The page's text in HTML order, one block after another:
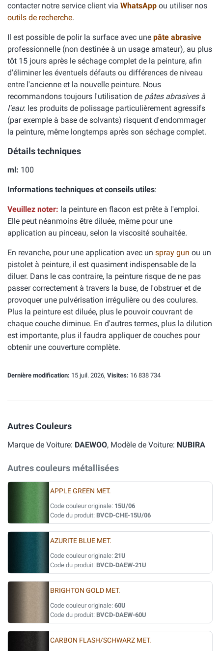
contacter notre service client via WhatsApp ou utiliser nos
outils de recherche.
Il est possible de polir la surface avec une pâte abrasive
professionnelle (non destinée à un usage amateur), au plus
tôt 15 jours après le séchage complet de la peinture, afin
d'éliminer les éventuels défauts ou différences de niveau
entre l'ancienne et la nouvelle peinture. Nous
recommandons toujours l'utilisation de pâtes abrasives à
l'eau: les produits de polissage particulièrement agressifs
(par exemple à base de solvants) risquent d'endommager
la peinture, même longtemps après son séchage complet.
Détails techniques
ml: 100
Informations techniques et conseils utiles:
Veuillez noter: la peinture en flacon est prête à l'emploi.
Elle peut néanmoins être diluée, même pour une
application au pinceau, selon la viscosité souhaitée.
En revanche, pour une application avec un spray gun ou un
pistolet à peinture, il est quasiment indispensable de la
diluer. Dans le cas contraire, la peinture risque de ne pas
passer correctement à travers la buse, de l'obstruer et de
provoquer une pulvérisation irrégulière ou des coulures.
Plus la peinture est diluée, plus le pouvoir couvrant de
chaque couche diminue. En d'autres termes, plus la dilution
est importante, plus il faudra appliquer de couches pour
obtenir une couverture complète.
Dernière modification: 15 juil. 2026, Visites: 16 838 734
Autres Couleurs
Marque de Voiture: DAEWOO, Modèle de Voiture: NUBIRA
Autres couleurs métallisées
APPLE GREEN MET.
Code couleur originale: 15U/06
Code du produit: BVCD-CHE-15U/06
AZURITE BLUE MET.
Code couleur originale: 21U
Code du produit: BVCD-DAEW-21U
BRIGHTON GOLD MET.
Code couleur originale: 60U
Code du produit: BVCD-DAEW-60U
CARBON FLASH/SCHWARZ MET.